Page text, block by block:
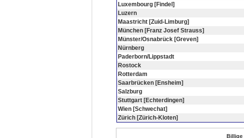
Luxembourg [Findel]
Luzern
Maastricht [Zuid-Limburg]
München [Franz Josef Strauss]
Münster/Osnabrück [Greven]
Nürnberg
Paderborn/Lippstadt
Rostock
Rotterdam
Saarbrücken [Ensheim]
Salzburg
Stuttgart [Echterdingen]
Wien [Schwechat]
Zürich [Zürich-Kloten]
Billige